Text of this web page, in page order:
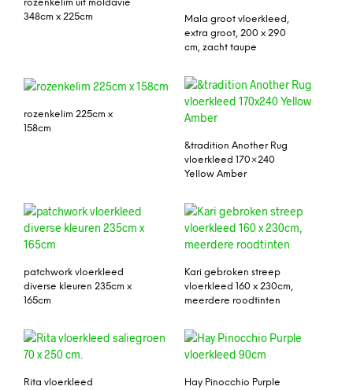
rozenkelim uit moldavie
348cm x 225cm
Mala groot vloerkleed,
extra groot, 200 x 290
cm, zacht taupe
rozenkelim 225cm x
158cm
&tradition Another Rug
vloerkleed 170×240
Yellow Amber
patchwork vloerkleed
diverse kleuren 235cm x
165cm
Kari gebroken streep
vloerkleed 160 x 230cm,
meerdere roodtinten
Rita vloerkleed
Hay Pinocchio Purple